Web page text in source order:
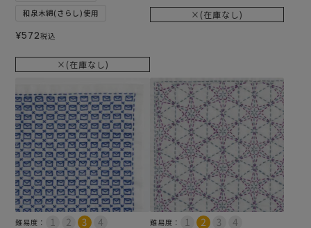
和泉木綿(さらし)使用
¥572税込
×(在庫なし)
×(在庫なし)
難易度： 難易度：